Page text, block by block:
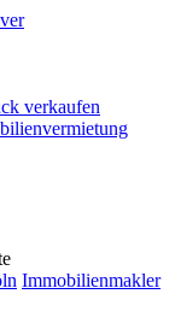
verkaufen
Immobilienmakler